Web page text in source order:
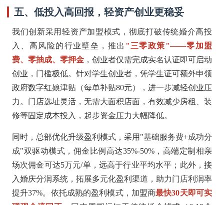
五、低投入高回报，轻资产创业更稳妥
我们创新采用轻资产加盟模式，彻底打破传统婚介高投
入、高风险的行业壁垒，推出 "三零政策"——零加盟
费、零抽成、零押金 ，创业者仅需完成实名认证即可启动
创业，门槛极低。针对学生创业者，凭学生证可额外申领
政府数字红娘津贴（每单补贴80元），进一步减轻创业压
力。门店选址灵活，无需大面积店面，有效减少房租、装
修等固定成本投入，起步资金压力大幅降低。
同时，总部优化升级盈利模式，采用"基础服务费+成功分
成"双驱动模式，佣金比例高达35%-50%，高端定制相亲
场次佣金可达5万元/单，远高于行业平均水平；此外，接
入婚庆分润系统，拓展多元化盈利渠道，助力门店利润率
提升37%。依托成熟的盈利模式，加盟商最快30天即可实